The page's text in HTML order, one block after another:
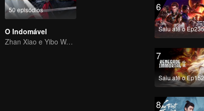
50 episódios
O Indomável
Zhan Xiao e Yibo Wang, como protagonistas, lideram o elenco dos atores bonitos
6
Saiu até o Ep235
7
Saiu até o Ep152
8